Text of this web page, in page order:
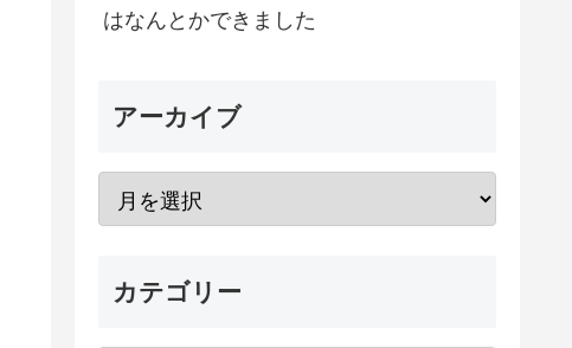
はなんとかできました
アーカイブ
カテゴリー